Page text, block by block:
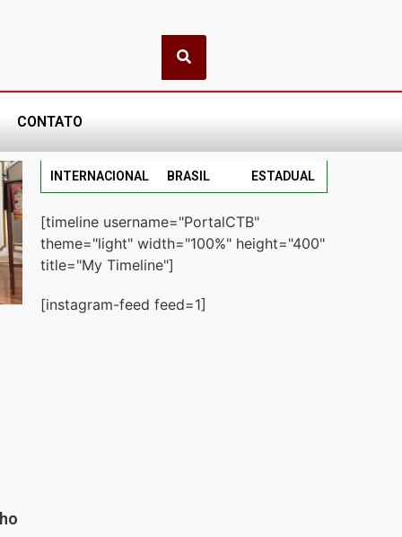
CONTATO
INTERNACIONAL BRASIL ESTADUAL
[timeline username="PortalCTB"
theme="light" width="100%" height="400"
title="My Timeline"]
[instagram-feed feed=1]